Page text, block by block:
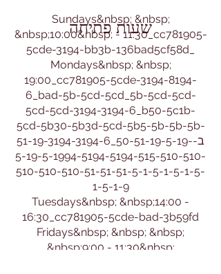
שעות פתיחה
​Sundays&nbsp; &nbsp;
&nbsp;10:00&nbsp; - 11:30_cc781905-
5cde-3194-bb3b-136bad5cf58d_
Mondays&nbsp; &nbsp;
19:00_cc781905-5cde-3194-8194-
6_bad-5b-5cd-5cd_5b-5cd-5cd-
5cd-5cd-3194-3194-6_b50-5c1b-
5cd-5b30-5b3d-5cd-5b5-5b-5b-5b-
51-19-3194-3194-6_ב-50-51-19-5-19-
5-19-5-1994-5194-5194-515-510-510-
510-510-510-51-51-51-5-1-5-1-5-1-5-
1-5-1-9
Tuesdays&nbsp; &nbsp;14:00 -
16:30_cc781905-5cde-bad-3b59fd
Fridays&nbsp; &nbsp; &nbsp;
&nbsp;9:00 - 11:30&nbsp;